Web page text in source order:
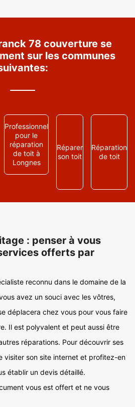
78 couverture se
sur les communes
Professionnel
pour le
réparation
de toit à
Longnes
Réparer
son toit
Réparation
de toit
: penser à vous
offerts par
reconnu dans le domaine de la
avez un souci avec les vôtres,
déplacera chez vous pour vous faire
Il est polyvalent et peut aussi être
réparations. Pour découvrir ses
visiter son site internet et profitez-en
établir un devis détaillé.
vous est offert et ne vous